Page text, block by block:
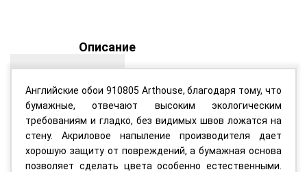
Описание
Английские обои 910805 Arthouse, благодаря тому, что
бумажные, отвечают высоким экологическим
требованиям и гладко, без видимых швов ложатся на
стену. Акриловое напыление производителя дает
хорошую защиту от повреждений, а бумажная основа
позволяет сделать цвета особенно естественными.